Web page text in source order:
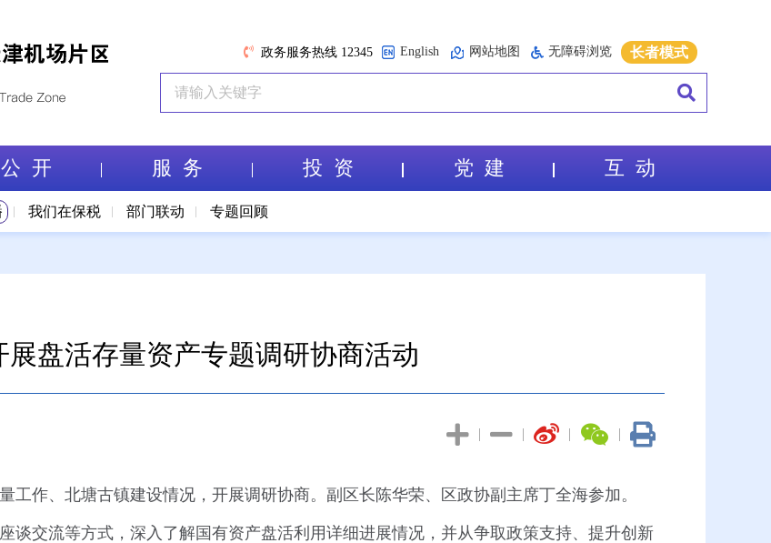
政务服务热线 12345 English 网站地图 无障碍浏览 长者模式
我们在保税 部门联动 专题回顾
公 开 服 务 投 资 党 建 互 动
展盘活存量资产专题调研协商活动
|
|
|
|
工作、北塘古镇建设情况，开展调研协商。副区长陈华荣、区政协副主席丁全海参加。
谈交流等方式，深入了解国有资产盘活利用详细进展情况，并从争取政策支持、提升创新